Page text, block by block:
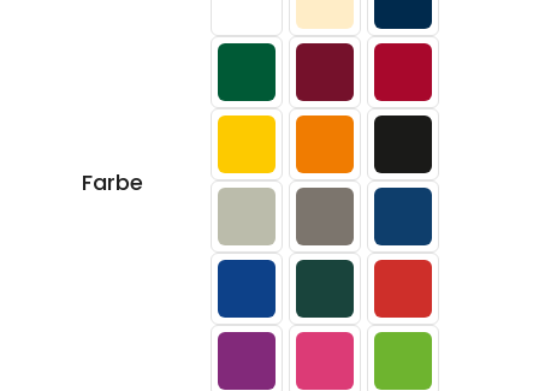
Farbe